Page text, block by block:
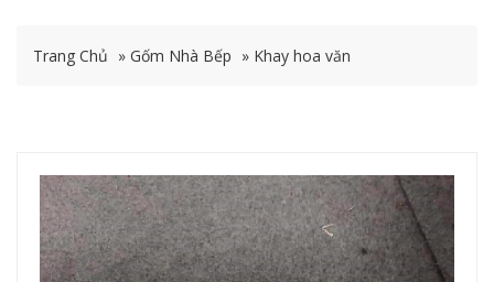
Trang Chủ » Gốm Nhà Bếp » Khay hoa văn